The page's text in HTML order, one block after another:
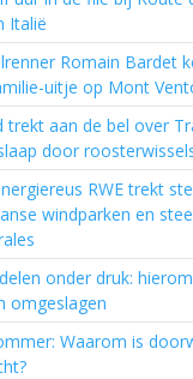
Italië
Romain Bardet
uitje op Mont
trekt aan de bel over
door
RWE trekt
windparken en
onder druk:
omgeslagen
Waarom is